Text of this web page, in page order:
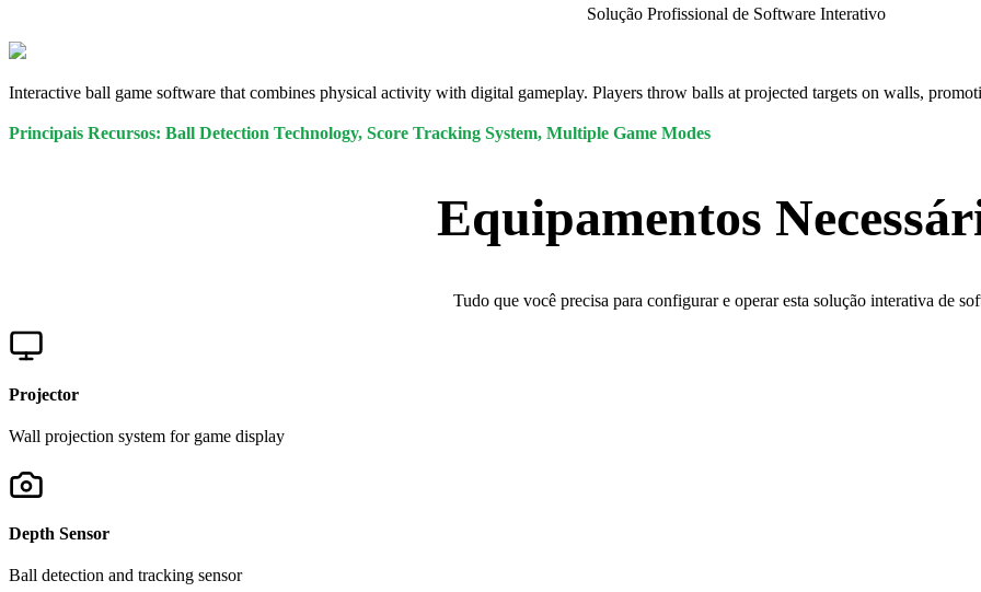
Solução Profissional de Software Interativo
Interactive ball game software that combines physical activity with digital gameplay. Players throw balls at projected targets on walls,
Principais Recursos: Ball Detection Technology, Score Tracking System, Multiple Game Modes
Equipamentos
Tudo que você precisa para configurar e operar esta solução interativa de
Projector
Wall projection system for game display
Depth Sensor
Ball detection and tracking sensor